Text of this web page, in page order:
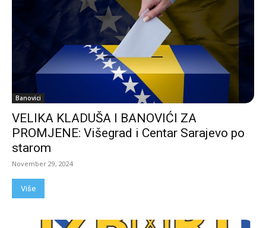
Banovici
VELIKA KLADUŠA I BANOVIĆI ZA
PROMJENE: Višegrad i Centar Sarajevo po
starom
November 29, 2024
Više